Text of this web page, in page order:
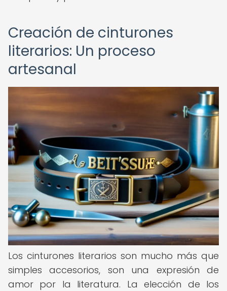
Creación de cinturones
literarios: Un proceso
artesanal
Los cinturones literarios son mucho más que
simples accesorios, son una expresión de
amor por la literatura. La elección de los